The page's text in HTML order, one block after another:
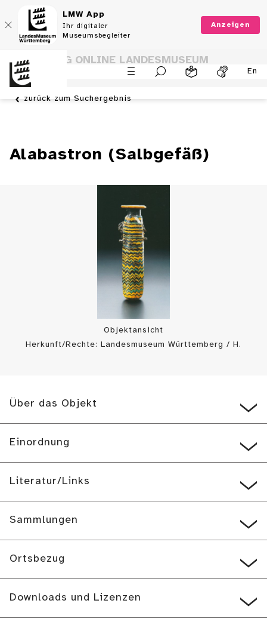
LMW App
Ihr digitaler
Museumsbegleiter
Anzeigen
En
SAMMLUNG ONLINE LANDESMUSEUM
WÜRTTEMBERG
zurück zum Suchergebnis
Alabastron (Salbgefäß)
Objektansicht
Herkunft/Rechte: Landesmuseum Württemberg / H.
Über das Objekt
Einordnung
Literatur/Links
Sammlungen
Ortsbezug
Downloads und Lizenzen